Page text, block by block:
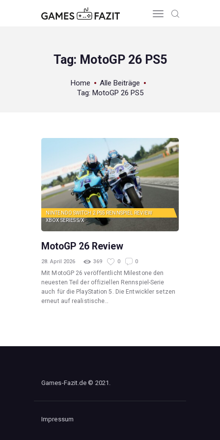
Tag: MotoGP 26 PS5
Home
Alle Beiträge
Tag: MotoGP 26 PS5
REVIEWS
NINTENDO SWITCH 2 PS5 RENNSPIEL
REVIEW
XBOX SERIES S/X
MotoGP 26 Review
28. April 2026 369 0 0
Mit MotoGP 26 veröffentlicht Milestone den
neuesten Teil der offiziellen Rennspiel-Serie
auch für die PlayStation 5. Die Entwickler setzen
erneut auf realistische…
Games-Fazit.de © 2021.
Impressum